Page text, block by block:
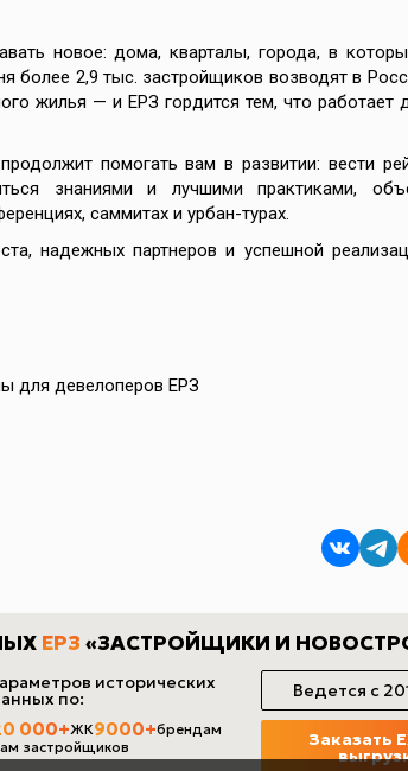
новое: дома, кварталы, города, в
более 2,9 тыс. застройщиков возводят в
жилья — и ЕРЗ гордится тем, что работает
помогать вам в развитии: вести
знаниями и лучшими практиками,
саммитах и урбан-турах.
надежных партнеров и успешной
для девелоперов ЕРЗ